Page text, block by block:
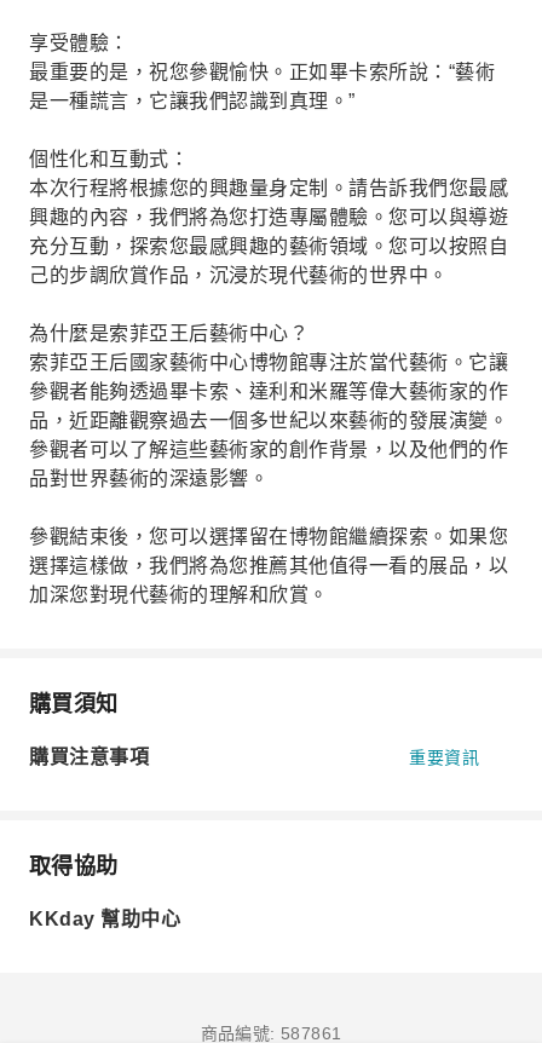
享受體驗：
最重要的是，祝您參觀愉快。正如畢卡索所說：“藝術
是一種謊言，它讓我們認識到真理。”
個性化和互動式：
本次行程將根據您的興趣量身定制。請告訴我們您最感
興趣的內容，我們將為您打造專屬體驗。您可以與導遊
充分互動，探索您最感興趣的藝術領域。您可以按照自
己的步調欣賞作品，沉浸於現代藝術的世界中。
為什麼是索菲亞王后藝術中心？
索菲亞王后國家藝術中心博物館專注於當代藝術。它讓
參觀者能夠透過畢卡索、達利和米羅等偉大藝術家的作
品，近距離觀察過去一個多世紀以來藝術的發展演變。
參觀者可以了解這些藝術家的創作背景，以及他們的作
品對世界藝術的深遠影響。
參觀結束後，您可以選擇留在博物館繼續探索。如果您
選擇這樣做，我們將為您推薦其他值得一看的展品，以
加深您對現代藝術的理解和欣賞。
購買須知
購買注意事項 重要資訊
取得協助
KKday 幫助中心
商品編號: 587861